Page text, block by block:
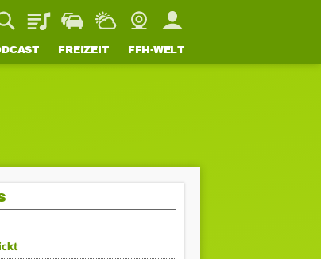
PlaylistStaupilotWetterWebcamMein FFH
FREIZEIT FFH-WELT